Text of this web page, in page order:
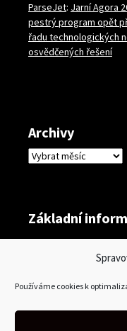
Používáme cookies k
ParseJet: Jarní Agora
pestrý program opět
řadu technologických
osvědčených řešení
Archivy
Archivy
Základní
Zdroj kanálů (příspěvky)
Kanál komentářů
Česká lokalizace